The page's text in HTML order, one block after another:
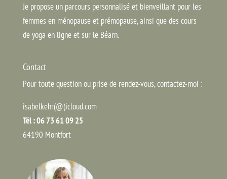
Je propose un parcours personnalisé et bienveillant pour les
femmes en ménopause et prémopause, ainsi que des cours
de yoga en ligne et sur le Béarn.
Contact
Pour toute question ou prise de rendez-vous, contactez-moi :
isabelkehr(@)icloud.com
Tél : 06 73 61 09 25
64190 Montfort